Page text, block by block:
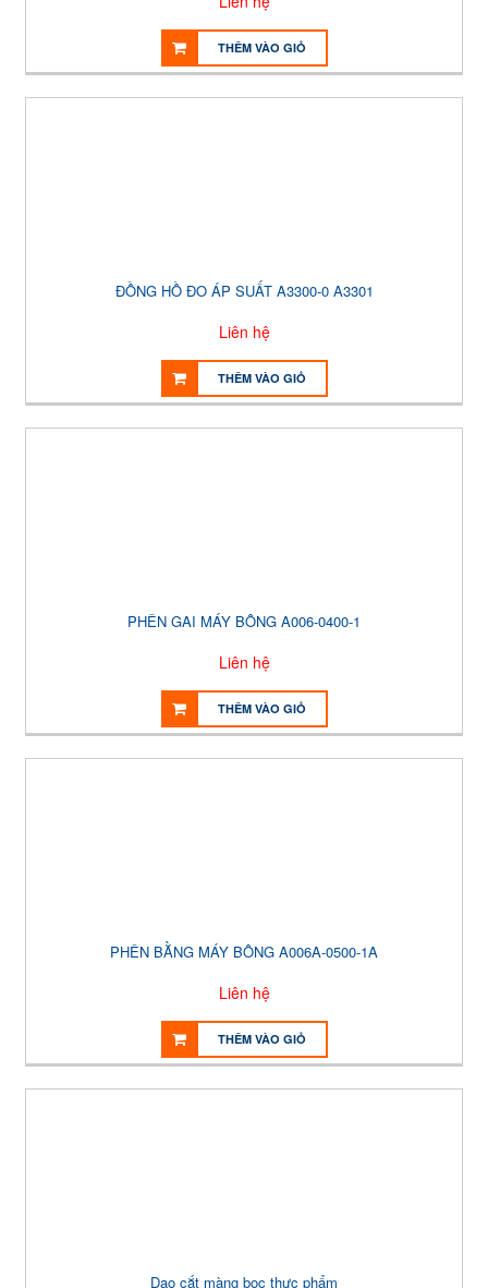
THÊM VÀO GIỎ
ĐỒNG HỒ ĐO ÁP SUẤT A3300-0 A3301
Liên hệ
THÊM VÀO GIỎ
PHÊN GAI MÁY BÔNG A006-0400-1
Liên hệ
THÊM VÀO GIỎ
PHÊN BẰNG MÁY BÔNG A006A-0500-1A
Liên hệ
THÊM VÀO GIỎ
Dao cắt màng bọc thực phẩm